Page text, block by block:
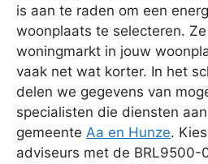
is aan te raden om een
woonplaats te selecteren.
woningmarkt in jouw
vaak net wat korter. In het
delen we gegevens van
specialisten die diensten
gemeente Aa en Hunze.
adviseurs met de